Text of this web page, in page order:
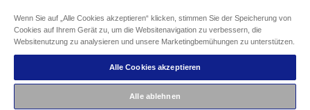
Informationen zu Cookies
Epson Engagement für Barrierefreiheit
Wenn Sie auf „Alle Cookies akzeptieren“ klicken, stimmen Sie der Speicherung von
Cookies auf Ihrem Gerät zu, um die Websitenavigation zu verbessern, die
Websitenutzung zu analysieren und unsere Marketingbemühungen zu unterstützen.
Alle Cookies akzeptieren
Alle ablehnen